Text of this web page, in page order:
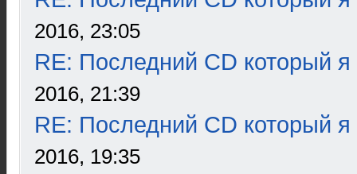
2016, 23:05
RE: Последний CD который я
2016, 21:39
RE: Последний CD который я
2016, 19:35